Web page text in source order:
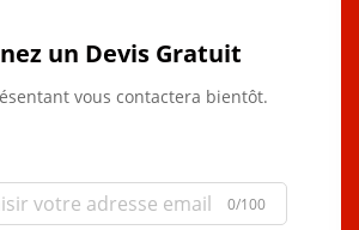
un Devis Gratuit
vous contactera bientôt.
0/100